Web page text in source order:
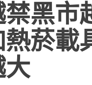
黑市
熱菸
大